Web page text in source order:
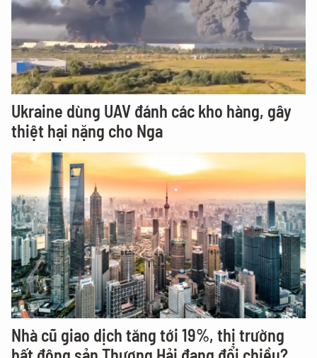
Ukraine dùng UAV đánh các kho hàng, gây
thiệt hại nặng cho Nga
Nhà cũ giao dịch tăng tới 19%, thị trường